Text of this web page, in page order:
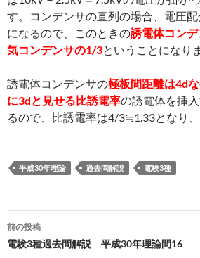
す。コンデンサの直列の場合、電圧
になるので、このときの誘電体コン
気コンデンサの1/3ということになり
誘電体コンデンサの極板間距離は4d
に3dと見せる比誘電率の誘電体を挿
るので、比誘電率は4/3≒1.33となり、
平成30年理論 過去問解説 電験3種
投
稿
前の投稿
電験3種過去問解説 平成30年理論問16